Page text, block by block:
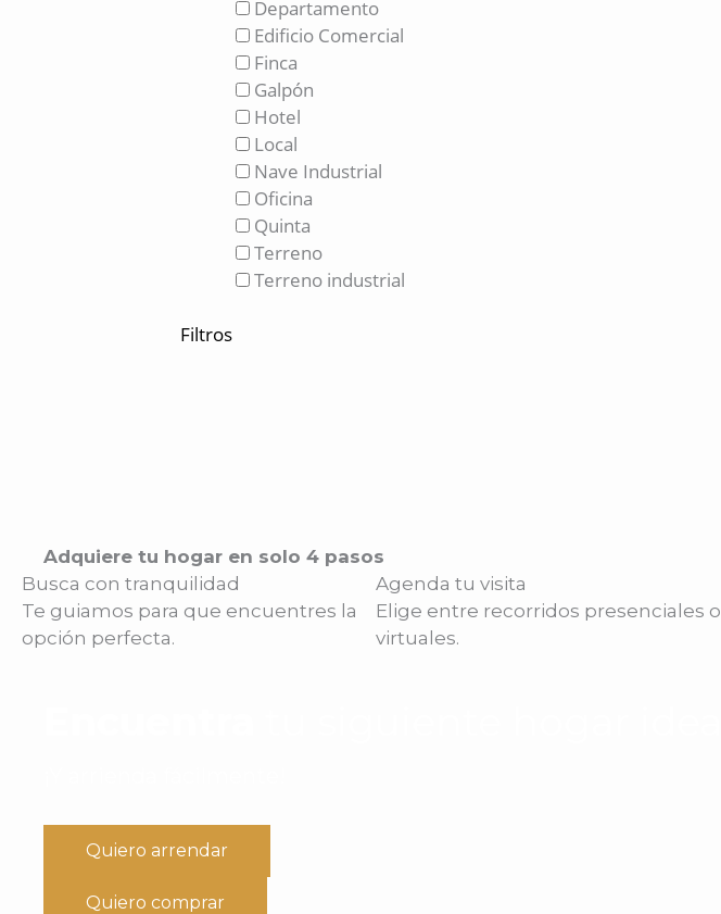
Departamento
Edificio Comercial
Finca
Galpón
Hotel
Local
Nave Industrial
Oficina
Quinta
Terreno
Terreno industrial
Filtros
Adquiere tu hogar en solo 4 pasos
Busca con tranquilidad
Te guiamos para que encuentres la
opción perfecta.
Agenda tu visita
Elige entre recorridos presenciales o
virtuales.
Quiero arrendar
Quiero comprar